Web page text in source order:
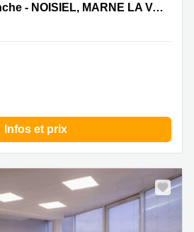
- NOISIEL, MARNE LA VALLEE
rue de la Mare Blanche - NOISIEL, MARNE LA VALLEE CEDEX
Infos et prix